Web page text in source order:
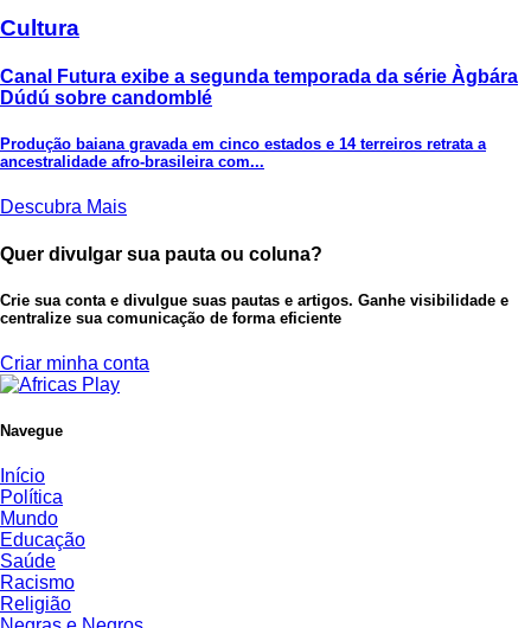
Cultura
Canal Futura exibe a segunda temporada da série Àgbára
Dúdú sobre candomblé
Produção baiana gravada em cinco estados e 14 terreiros retrata a
ancestralidade afro-brasileira com...
Descubra Mais
Quer divulgar sua pauta ou coluna?
Crie sua conta e divulgue suas pautas e artigos. Ganhe visibilidade e
centralize sua comunicação de forma eficiente
Criar minha conta
Navegue
Início
Política
Mundo
Educação
Saúde
Racismo
Religião